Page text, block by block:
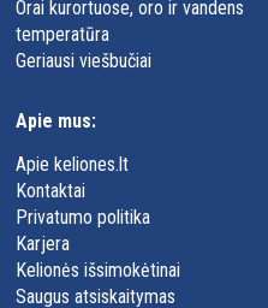
Orai kurortuose, oro ir vandens
temperatūra
Geriausi viešbučiai
Apie mus:
Apie keliones.lt
Kontaktai
Privatumo politika
Karjera
Kelionės išsimokėtinai
Saugus atsiskaitymas